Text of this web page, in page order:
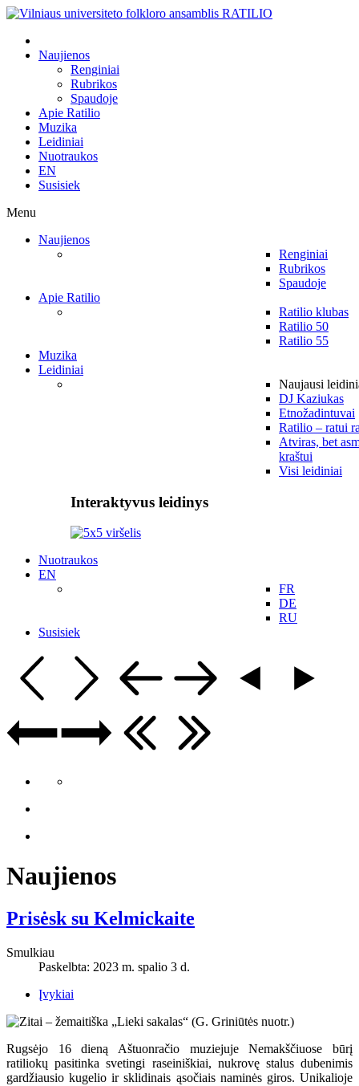
Naujienos
Renginiai
Rubrikos
Spaudoje
Apie Ratilio
Muzika
Leidiniai
Nuotraukos
EN
Susisiek
Menu
Naujienos
Renginiai
Rubrikos
Spaudoje
Apie Ratilio
Ratilio klubas
Ratilio 50
Ratilio 55
Muzika
Leidiniai
Naujausi
DJ Kaziukas
Etnožadintuvai
Ratilio – ratui
Atviras, bet
kraštui
Visi leidiniai
Interaktyvus leidinys
Nuotraukos
EN
FR
DE
RU
Susisiek
Naujienos
Prisėsk su Kelmickaite
Smulkiau
Paskelbta: 2023 m. spalio 3 d.
Įvykiai
Rugsėjo 16 dieną Aštuonračio muziejuje Nemakščiuose būrį
ratiliokų pasitinka svetingi raseiniškiai, nukrovę stalus dubenimis
gardžiausio kugelio ir sklidinais ąsočiais naminės giros. Unikalioje